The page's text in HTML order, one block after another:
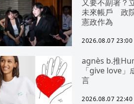
又要不副署？
未來帳戶 政
憲政作為
2026.08.07 23:00
agnès b.推
「give love」
言
2026.08.07 22:40